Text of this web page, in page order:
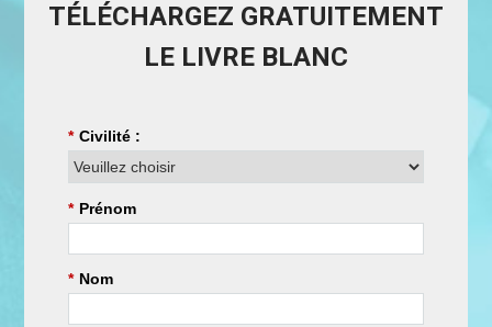
TÉLÉCHARGEZ GRATUITEMENT
LE LIVRE BLANC
* Civilité :
* Prénom
* Nom